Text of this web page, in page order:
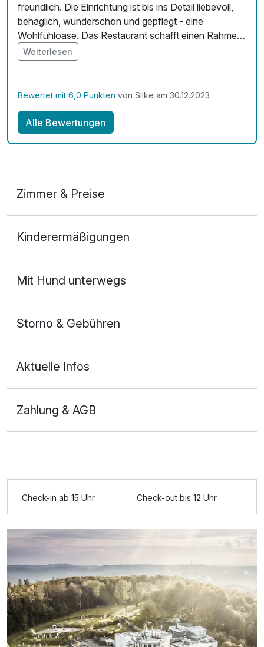
freundlich. Die Einrichtung ist bis ins Detail liebevoll,
behaglich, wunderschön und gepflegt - eine
Wohlfühloase. Das Restaurant schafft einen Rahmen
für Genuss, sowohl hinsichtlich der Einrichtung als
auch der Speisen. Diese sind sowohl sehr
abwechlungsreich. Vielen Dank für den tollen und
wieder.
Weiterlesen
Bewertet mit 6,0 Punkten von Silke am 30.12.2023
Alle Bewertungen
Zimmer & Preise
2 Erwachsene
Zusatznächte
Für 5 Tage p.P. ab839,00 €
Doppelzimmer mit Balkon
2 Erwachsene und 1 Kind
Kinderermäßigungen
Mit Hund unterwegs
Storno & Gebühren
Aktuelle Infos
Zahlung & AGB
Check-in ab 15 Uhr Check-out bis 12 Uhr